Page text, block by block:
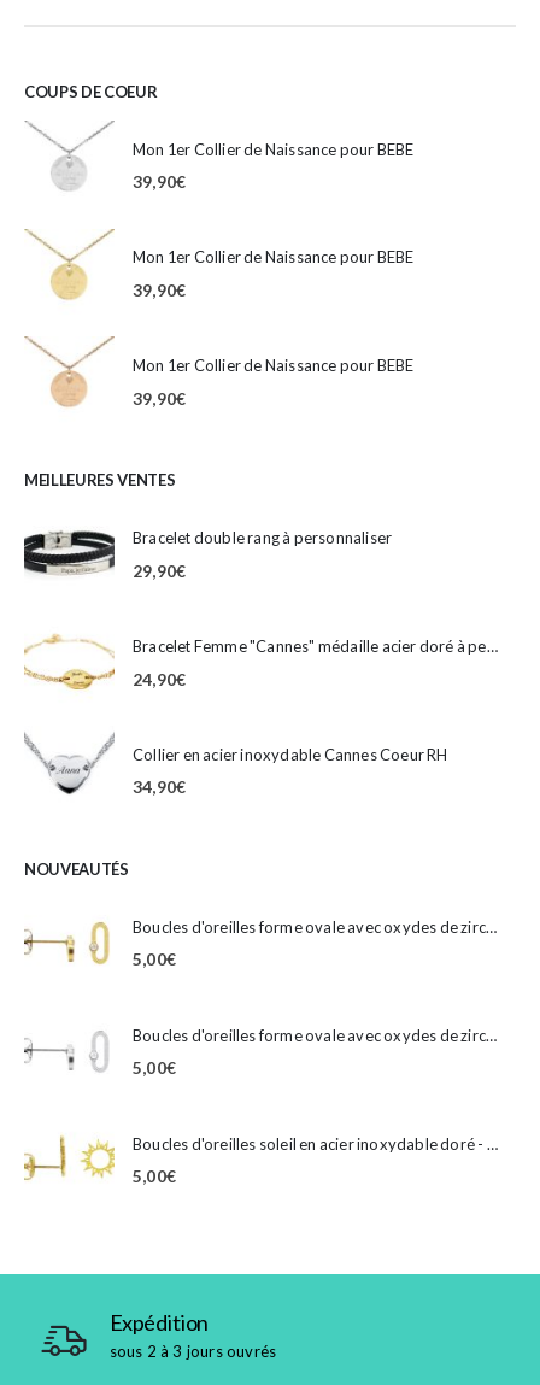
COUPS DE COEUR
Mon 1er Collier de Naissance pour BEBE
39,90€
Mon 1er Collier de Naissance pour BEBE
39,90€
Mon 1er Collier de Naissance pour BEBE
39,90€
MEILLEURES VENTES
Bracelet double rang à personnaliser
29,90€
Bracelet Femme "Cannes" médaille acier doré à personnaliser
24,90€
Collier en acier inoxydable Cannes Coeur RH
34,90€
NOUVEAUTÉS
Boucles d'oreilles forme ovale avec oxydes de zirconium en acier inoxydable doré
5,00€
Boucles d'oreilles forme ovale avec oxydes de zirconium en acier inoxydable argenté
5,00€
Boucles d'oreilles soleil en acier inoxydable doré - 10mm
5,00€
Expédition
sous 2 à 3 jours ouvrés